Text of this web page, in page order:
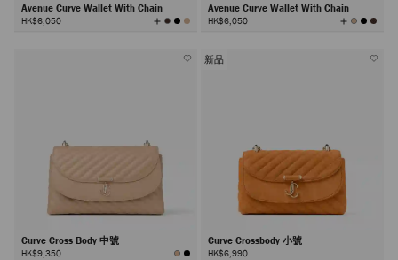
Avenue Curve Wallet With Chain
HK$6,050 查
看
Avenue Curve Wallet With Chain
HK$6,050 查
看
Curve Cross Body 中號
HK$9,350
新品
Curve Crossbody 小號
HK$6,990